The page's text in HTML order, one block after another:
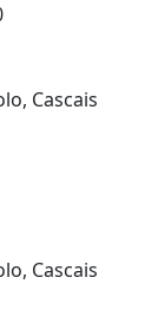
Cascais
Cascais